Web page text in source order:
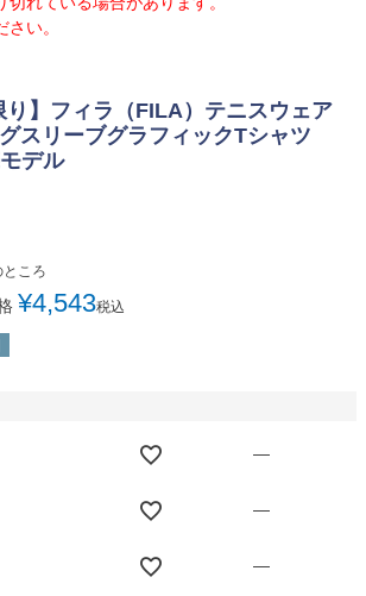
い。
り】フィラ（FILA）テニスウェア
スリーブグラフィックTシャツ
デル
ところ
¥4,543税込
—
—
—